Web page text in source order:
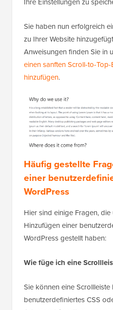
Ihre Einstellungen zu
Sie haben nun erfolgreich
zu Ihrer Website
Anweisungen finden Sie in
einen sanften Scroll-to-
hinzufügen.
Häufig gestellte
einer
WordPress
Hier sind einige Fragen,
Hinzufügen einer
WordPress gestellt haben:
Wie füge ich eine
Sie können eine
benutzerdefiniertes CSS